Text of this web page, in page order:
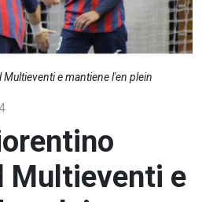
e mantiene l'en plein
Multieventi e